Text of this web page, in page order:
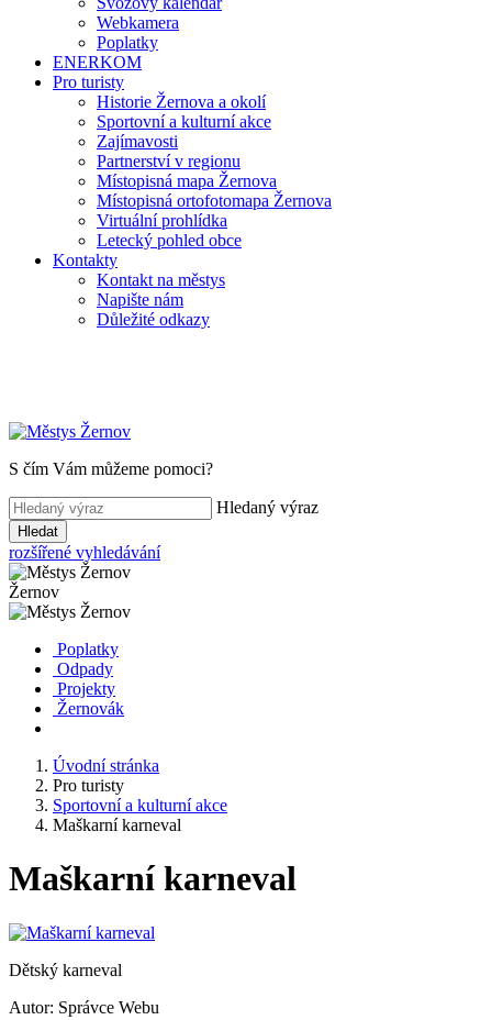
Webkamera
Poplatky
ENERKOM
Pro turisty
Historie Žernova a okolí
Sportovní a kulturní akce
Zajímavosti
Partnerství v regionu
Místopisná mapa Žernova
Místopisná ortofotomapa Žernova
Virtuální prohlídka
Letecký pohled obce
Kontakty
Kontakt na městys
Napište nám
Důležité odkazy
S čím Vám můžeme pomoci?
Hledaný výraz
Hledat
rozšířené vyhledávání
Žernov
Poplatky
Odpady
Projekty
Žernovák
Úvodní stránka
Pro turisty
Sportovní a kulturní akce
Maškarní karneval
Maškarní karneval
Dětský karneval
Autor: Správce Webu